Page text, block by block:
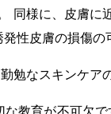
様に、皮膚
性皮膚の損傷の
なスキンケア